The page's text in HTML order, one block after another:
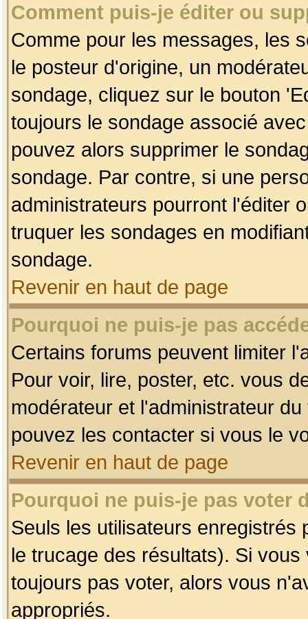
Comment puis-je éditer ou
Comme pour les messages, les
le posteur d'origine, un
sondage, cliquez sur le bouton
toujours le sondage associé
pouvez alors supprimer le
sondage. Par contre, si une
administrateurs pourront l'éditer
truquer les sondages en
sondage.
Revenir en haut de page
Pourquoi ne puis-je pas
Certains forums peuvent limiter
Pour voir, lire, poster, etc. vous
modérateur et l'administrateur
pouvez les contacter si vous le
Revenir en haut de page
Pourquoi ne puis-je pas voter
Seuls les utilisateurs enregistrés
le trucage des résultats). Si
toujours pas voter, alors vous
appropriés.